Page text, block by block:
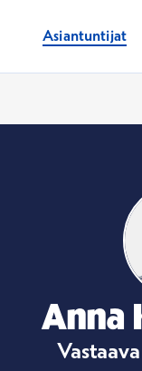
Asiantuntijat
Anna